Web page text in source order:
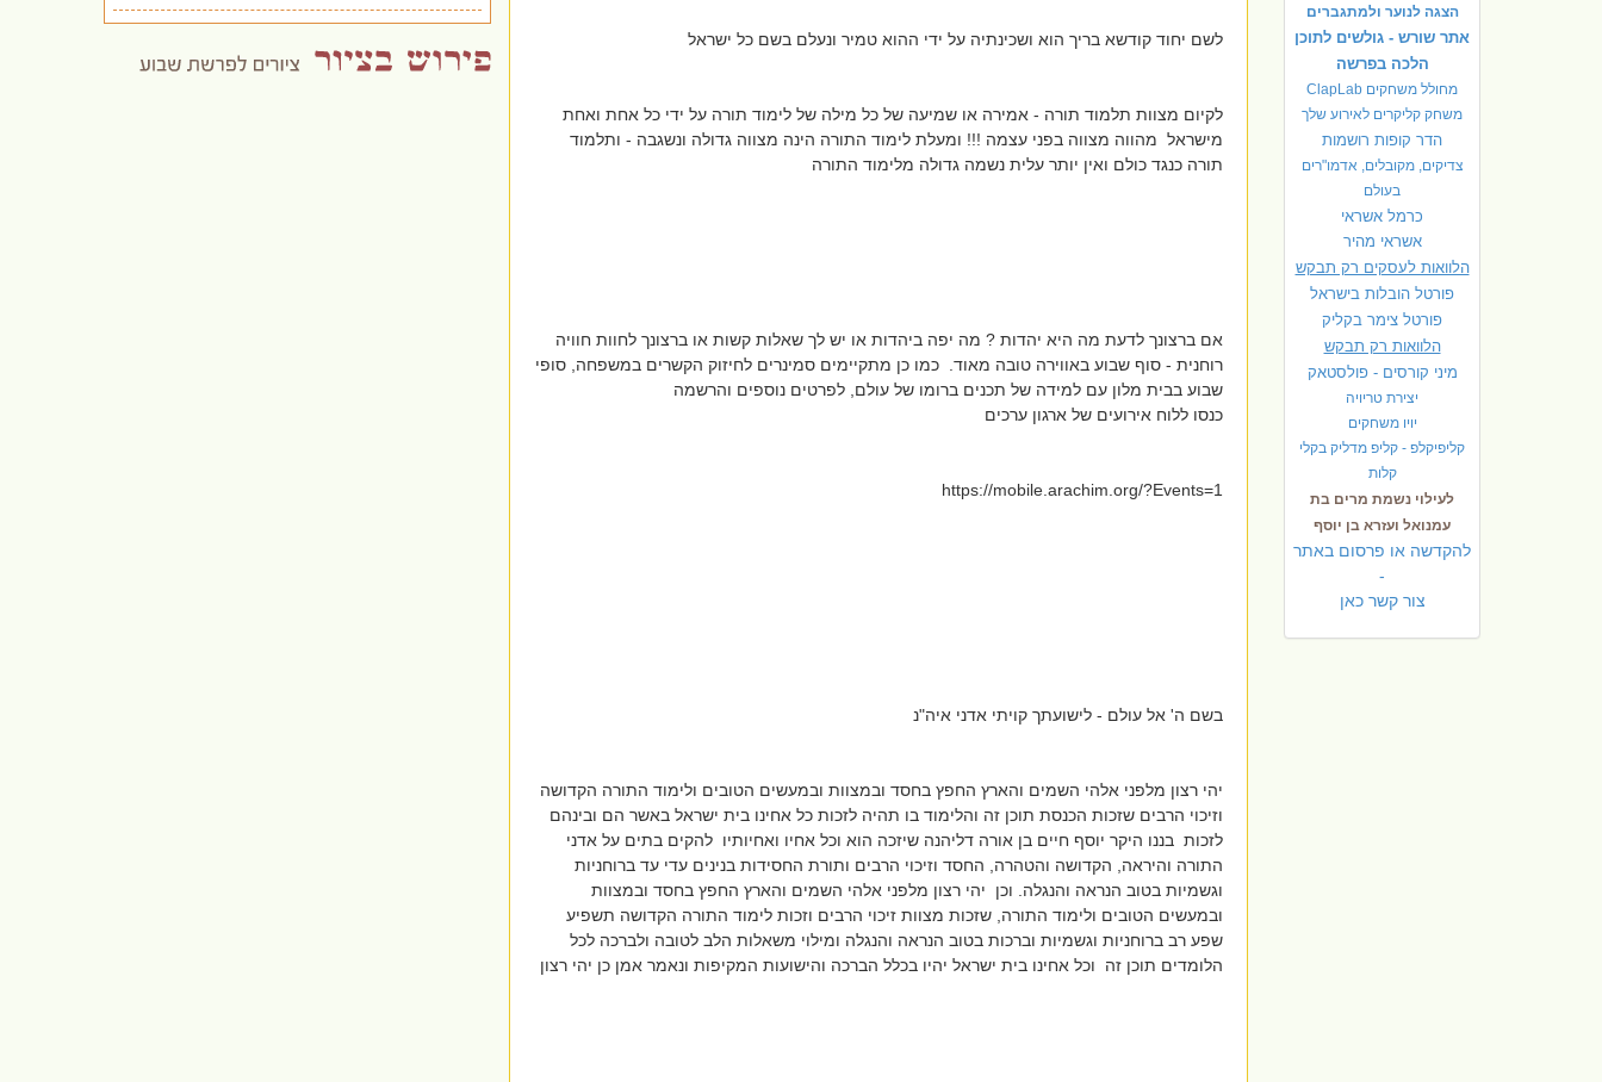
הצגה לנוער ולמתגברים
אתר שורש - גולשים לתוכן
הלכה בפרשה
מחולל משחקים ClapLab
משחק קליקרים לאירוע שלך
הדר קופות רושמות
צדיקים, מקובלים, אדמו"רים
בעולם
כרמל אשראי
אשראי מהיר
הלוואות לעסקים רק תבקש
פורטל הובלות בישראל
פורטל צימר בקליק
הלוואות רק תבקש
מיני קורסים - פולסטאק
יצירת טריויה
יויו משחקים
קליפיקלפ - קליפ מדליק בקלי
קלות
לעילוי נשמת מרים בת
עמנואל ועזרא בן יוסף
להקדשה או פרסום באתר
-
צור קשר כאן
לשם יחוד קודשא בריך הוא ושכינתיה על ידי ההוא טמיר ונעלם בשם כל ישראל
לקיום מצוות תלמוד תורה - אמירה או שמיעה של כל מילה של לימוד תורה על ידי כל אחת ואחת
מישראל מהווה מצווה בפני עצמה !!! ומעלת לימוד התורה הינה מצווה גדולה ונשגבה - ותלמוד
תורה כנגד כולם ואין יותר עלית נשמה גדולה מלימוד התורה
אם ברצונך לדעת מה היא יהדות ? מה יפה ביהדות או יש לך שאלות קשות או ברצונך לחוות חוויה
רוחנית - סוף שבוע באווירה טובה מאוד. כמו כן מתקיימים סמינרים לחיזוק הקשרים במשפחה, סופי
שבוע בבית מלון עם למידה של תכנים ברומו של עולם, לפרטים נוספים והרשמה
כנסו ללוח אירועים של ארגון ערכים
https://mobile.arachim.org/?Events=1
בשם ה' אל עולם - לישועתך קויתי אדני איה"נ
יהי רצון מלפני אלהי השמים והארץ החפץ בחסד ובמצוות ובמעשים הטובים ולימוד התורה הקדושה
וזיכוי הרבים שזכות הכנסת תוכן זה והלימוד בו תהיה לזכות כל אחינו בית ישראל באשר הם ובינהם
לזכות בננו היקר יוסף חיים בן אורה דליהנה שיזכה הוא וכל אחיו ואחיותיו להקים בתים על אדני
התורה והיראה, הקדושה והטהרה, החסד וזיכוי הרבים ותורת החסידות בנינים עדי עד ברוחניות
וגשמיות בטוב הנראה והנגלה. וכן יהי רצון מלפני אלהי השמים והארץ החפץ בחסד ובמצוות
ובמעשים הטובים ולימוד התורה, שזכות מצוות זיכוי הרבים וזכות לימוד התורה הקדושה תשפיע
שפע רב ברוחניות וגשמיות וברכות בטוב הנראה והנגלה ומילוי משאלות הלב לטובה ולברכה לכל
הלומדים תוכן זה וכל אחינו בית ישראל יהיו בכלל הברכה והישועות המקיפות ונאמר אמן כן יהי רצון